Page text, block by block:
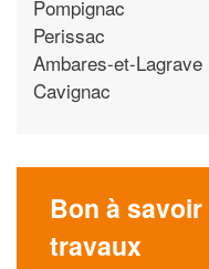
Pompignac
Perissac
Ambares-et-Lagrave
Cavignac
Bon à
travaux